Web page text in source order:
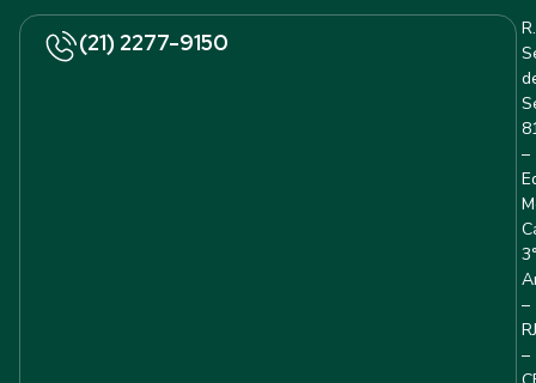
(21) 2277-9150
R.
–
–
RJ
–